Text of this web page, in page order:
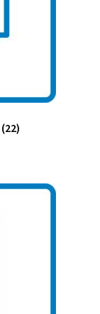
(22)